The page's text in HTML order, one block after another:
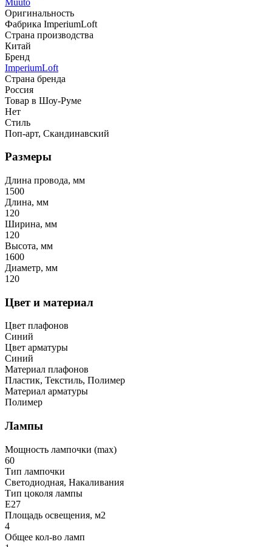
Оригинальность
Фабрика ImperiumLoft
Страна производства
Китай
Бренд
ImperiumLoft
Страна бренда
Россия
Товар в Шоу-Руме
Нет
Стиль
Поп-арт, Скандинавский
Размеры
Длина провода, мм
1500
Длина, мм
120
Ширина, мм
120
Высота, мм
1600
Диаметр, мм
120
Цвет и материал
Цвет плафонов
Синий
Цвет арматуры
Синий
Материал плафонов
Пластик, Текстиль, Полимер
Материал арматуры
Полимер
Лампы
Мощность лампочки (max)
60
Тип лампочки
Светодиодная, Накаливания
Тип цоколя лампы
E27
Площадь освещения, м2
4
Общее кол-во ламп